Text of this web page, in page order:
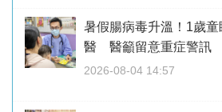
暑假腸病毒升溫！1歲
醫 醫籲留意重症警訊
2026-08-04 14:57